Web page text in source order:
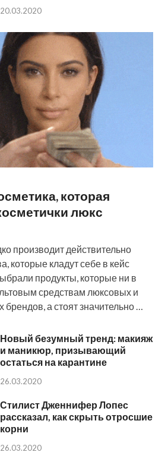
20.03.2020
которая
люкс
производит действительно
которые кладут себе в кейс
продукты, которые ни в
средствам люксовых и
а стоят значительно …
Новый безумный тренд: макияж
и маникюр, призывающий
остаться на карантине
26.03.2020
Стилист Дженнифер Лопес
рассказал, как скрыть отросшие
корни
26.03.2020